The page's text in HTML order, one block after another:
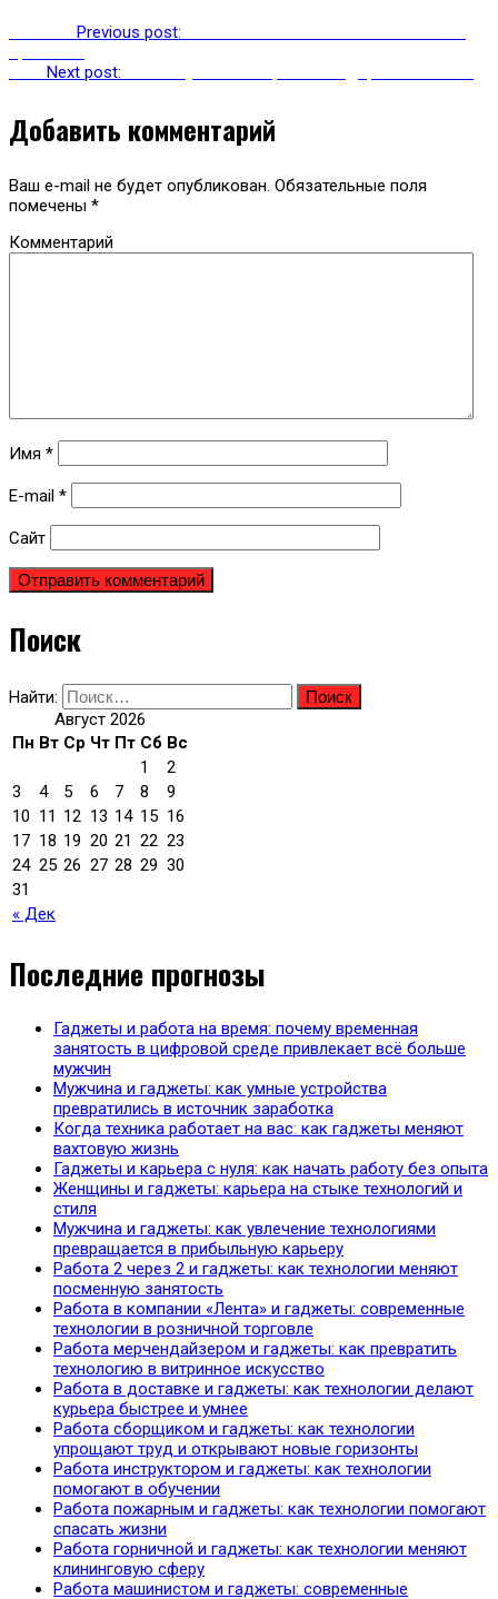
Previous post:
Next post:
Добавить комментарий
Ваш e-mail не будет опубликован. Обязательные поля
помечены *
Комментарий
Имя *
E-mail *
Сайт
Поиск
Найти:
Август 2026
Пн Вт Ср Чт Пт Сб Вс
« Дек
1
2
3
4 5 6 7 8
9
10 11 12 13 14 15 16
17 18 19 20 21 22 23
24 25 26 27 28 29 30
31
Последние прогнозы
Гаджеты и работа на время: почему временная
занятость в цифровой среде привлекает всё больше
мужчин
Мужчина и гаджеты: как умные устройства
превратились в источник заработка
Когда техника работает на вас: как гаджеты меняют
вахтовую жизнь
Гаджеты и карьера с нуля: как начать работу без опыта
Женщины и гаджеты: карьера на стыке технологий и
стиля
Мужчина и гаджеты: как увлечение технологиями
превращается в прибыльную карьеру
Работа 2 через 2 и гаджеты: как технологии меняют
посменную занятость
Работа в компании «Лента» и гаджеты: современные
технологии в розничной торговле
Работа мерчендайзером и гаджеты: как превратить
технологию в витринное искусство
Работа в доставке и гаджеты: как технологии делают
курьера быстрее и умнее
Работа сборщиком и гаджеты: как технологии
упрощают труд и открывают новые горизонты
Работа инструктором и гаджеты: как технологии
помогают в обучении
Работа пожарным и гаджеты: как технологии помогают
спасать жизни
Работа горничной и гаджеты: как технологии меняют
клининговую сферу
Работа машинистом и гаджеты: современные